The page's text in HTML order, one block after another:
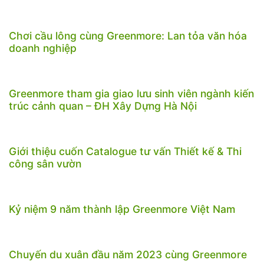
Chơi cầu lông cùng Greenmore: Lan tỏa văn hóa
doanh nghiệp
Greenmore tham gia giao lưu sinh viên ngành kiến
trúc cảnh quan – ĐH Xây Dựng Hà Nội
Giới thiệu cuốn Catalogue tư vấn Thiết kế & Thi
công sân vườn
Kỷ niệm 9 năm thành lập Greenmore Việt Nam
Chuyến du xuân đầu năm 2023 cùng Greenmore